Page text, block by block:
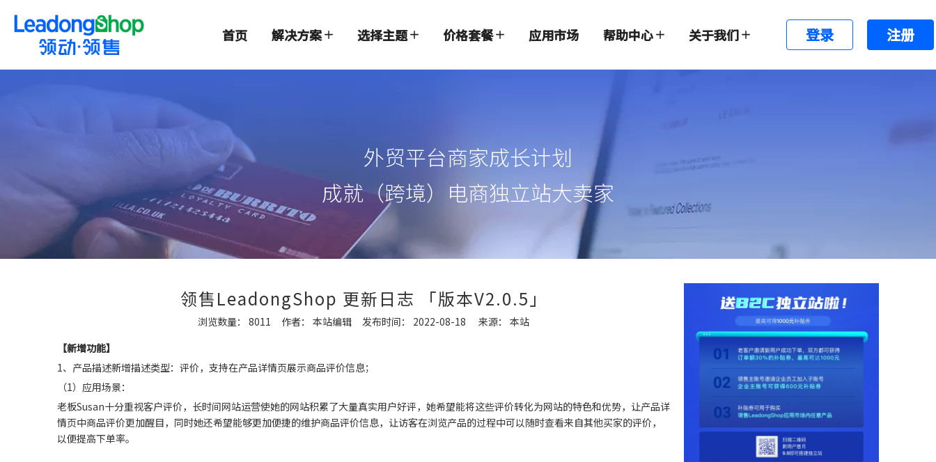
首页 解决方案 选择主题 价格套餐 应用市场 帮助中心 关于我们 登录 注册
外贸平台商家成长计划
成就（跨境）电商独立站大卖家
领售LeadongShop 更新日志 「版本V2.0.5」
浏览数量： 8011 作者： 本站编辑 发布时间： 2022-08-18 来源： 本站
["wechat","weibo","qzone","douban","email"]
【新增功能】
1、产品描述新增描述类型：评价，支持在产品详情页展示商品评价信息；
（1）应用场景：
老板Susan十分重视客户评价，长时间网站运营使她的网站积累了大量真实用户好评，她希望能将这些评价转化为网站的特色和优势，让产品详
情页中商品评价更加醒目，同时她还希望能够更加便捷的维护商品评价信息，让访客在浏览产品的过程中可以随时查看来自其他买家的评价，
以便提高下单率。